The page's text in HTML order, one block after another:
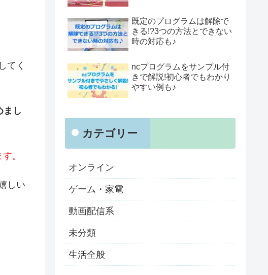
てく
まし
。
しい
既定のプログラムは解除で
きる!?3つの方法とできない
時の対応も♪
ncプログラムをサンプル付
きで解説!初心者でもわかり
やすい例も♪
カテゴリー
オンライン
ゲーム・家電
動画配信系
未分類
生活全般